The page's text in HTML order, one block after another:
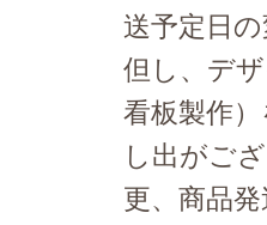
送予定日
但し、デ
看板製作
し出がご
更、商品